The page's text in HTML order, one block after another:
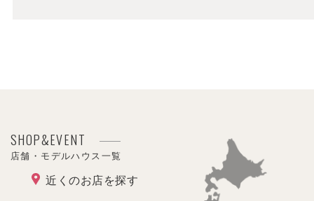
SHOP&EVENT
店舗・モデルハウス一覧
近くのお店を探す